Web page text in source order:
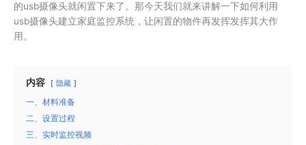
的usb摄像头就闲置下来了。那今天我们就来讲解一下如何利用
usb摄像头建立家庭监控系统，让闲置的物件再发挥发挥其大作
用。
内容 隐藏
一、材料准备
二、设置过程
三、实时监控视频